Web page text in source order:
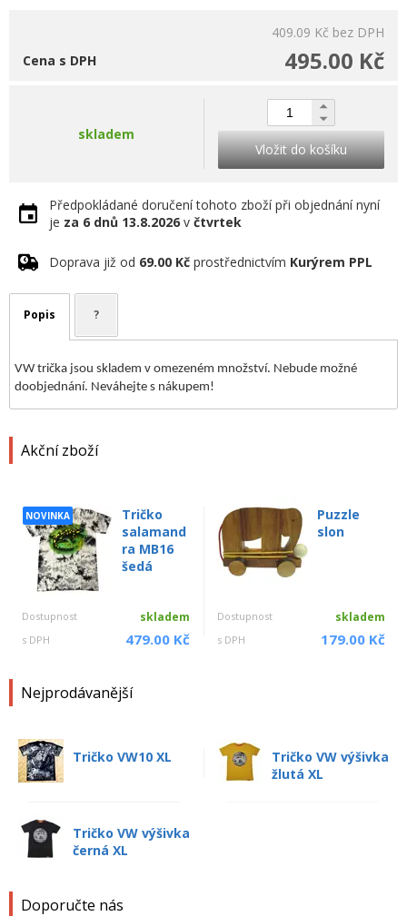
Akční zboží
NOVINKA
Tričko
salamand
ra MB16
šedá
Dostupnost skladem
s DPH 479.00 Kč
Puzzle
slon
Dostupnost skladem
s DPH 179.00 Kč
Nejprodávanější
Tričko VW10 XL
Tričko VW výšivka
žlutá XL
Tričko VW výšivka
černá XL
Doporučte nás
409.09 Kč bez DPH
495.00 Kč
Cena s DPH
skladem
Vložit do košíku
Předpokládané doručení tohoto zboží při objednání nyní
je za 6 dnů 13.8.2026 v čtvrtek
Doprava již od 69.00 Kč prostřednictvím Kurýrem PPL
Popis ?
VW trička jsou skladem v omezeném množství. Nebude možné
doobjednání. Neváhejte s nákupem!